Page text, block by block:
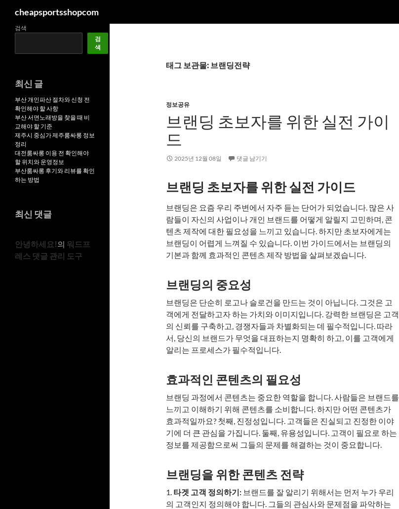
cheapsportsshopcom
태그 보관물: 브랜딩전략
정보공유
브랜딩 초보자를 위한 실전 가이
드
2025년 12월 08일 댓글 남기기
브랜딩 초보자를 위한 실전 가이드
브랜딩은 요즘 우리 주변에서 자주 듣는 단어가 되었습니다. 많은 사
람들이 자신의 사업이나 개인 브랜드를 어떻게 알릴지 고민하며, 콘
텐츠 제작에 대한 필요성을 느끼고 있습니다. 하지만 초보자에게는
브랜딩이 어렵게 느껴질 수 있습니다. 이번 가이드에서는 브랜딩의
기본과 함께 효과적인 콘텐츠 제작 방법을 살펴보겠습니다.
브랜딩의 중요성
브랜딩은 단순히 로고나 슬로건을 만드는 것이 아닙니다. 그것은 고
객에게 전달하고자 하는 가치와 이미지입니다. 강력한 브랜딩은 고객
의 신뢰를 구축하고, 경쟁자들과 차별화되는 데 필수적입니다. 따라
서, 당신의 브랜드가 무엇을 대표하는지 명확히 하고, 이를 고객에게
알리는 프로세스가 필수적입니다.
효과적인 콘텐츠의 필요성
브랜딩 과정에서 콘텐츠는 중요한 역할을 합니다. 사람들은 브랜드를
느끼고 이해하기 위해 콘텐츠를 소비합니다. 하지만 어떤 콘텐츠가
효과적일까요? 첫째, 진정성입니다. 고객들은 진실되고 진정한 이야
기에 더 큰 관심을 가집니다. 둘째, 유용성입니다. 고객이 필요로 하는
정보를 제공함으로써 그들의 문제를 해결하는 것이 중요합니다.
브랜딩을 위한 콘텐츠 전략
1. 타겟 고객 정의하기: 브랜드를 잘 알리기 위해서는 먼저 누가 우리
의 고객인지 정의해야 합니다. 그들의 관심사와 문제점을 파악하는
검색
검
색
최신 글
부산 개인파산 절차와 신청 전
확인해야 할 사항
부산 서면노래방을 찾을 때 비
교해야 할 기준
제주시 중심가 제주룸싸롱 정보
정리
대전룸싸롱 이용 전 확인해야
할 위치와 운영정보
부산룸싸롱 후기와 리뷰를 확인
하는 방법
최신 댓글
안녕하세요!의 워드프
레스 댓글 관리 도구